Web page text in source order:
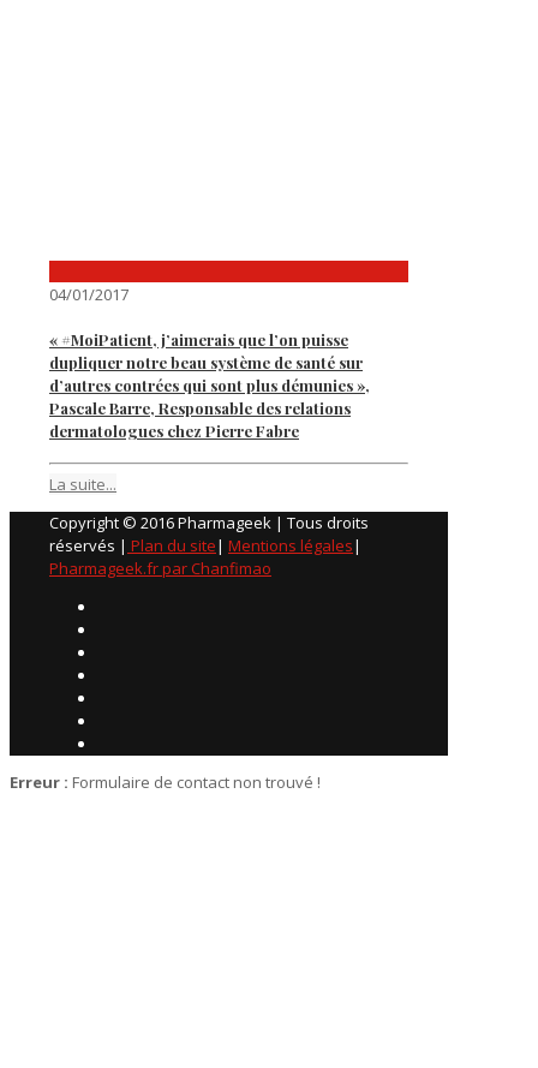
04/01/2017
« #MoiPatient, j’aimerais que l’on puisse
dupliquer notre beau système de santé sur
d’autres contrées qui sont plus démunies »,
Pascale Barre, Responsable des relations
dermatologues chez Pierre Fabre
La suite...
Copyright © 2016 Pharmageek | Tous droits
réservés | Plan du site| Mentions légales|
Pharmageek.fr par Chanfimao
Erreur : Formulaire de contact non trouvé !